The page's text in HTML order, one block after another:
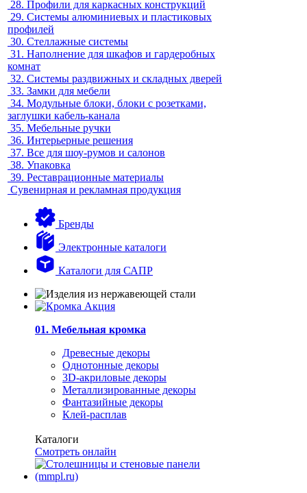
28. Профили для каркасных конструкций
29. Системы алюминиевых и пластиковых
профилей
30. Стеллажные системы
31. Наполнение для шкафов и гардеробных
комнат
32. Системы раздвижных и складных дверей
33. Замки для мебели
34. Модульные блоки, блоки с розетками,
заглушки кабель-канала
35. Мебельные ручки
36. Интерьерные решения
37. Все для шоу-румов и салонов
38. Упаковка
39. Реставрационные материалы
Сувенирная и рекламная продукция
Бренды
Электронные каталоги
Каталоги для САПР
01. Мебельная кромка
Древесные декоры
Однотонные декоры
3D-акриловые декоры
Металлизированные декоры
Фантазийные декоры
Клей-расплав
Каталоги
Смотреть онлайн